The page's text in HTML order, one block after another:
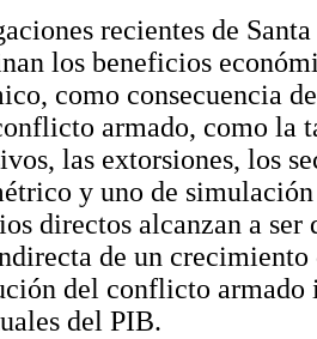
recientes de
los beneficios
como consecuencia
armado, como la
las extorsiones, los
y uno de
directos alcanzan a
de un
del conflicto armado
del PIB.